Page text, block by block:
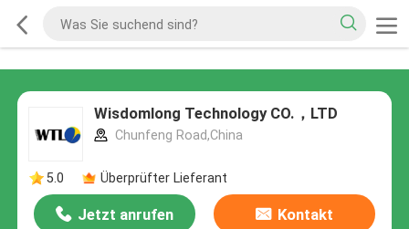
Wisdomlong Technology CO.，LTD
Chunfeng Road,China
5.0 Überprüfter Lieferant
Jetzt anrufen Kontakt